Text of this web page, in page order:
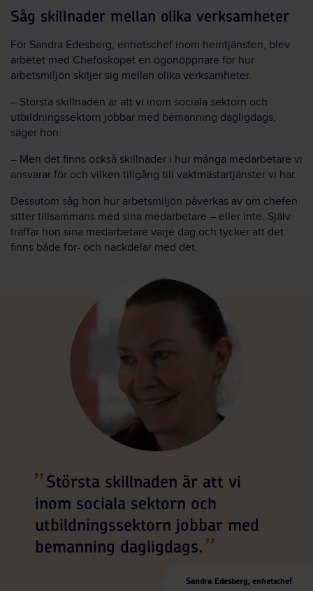
Såg skillnader mellan olika verksamheter
För Sandra Edesberg, enhetschef inom hemtjänsten, blev
arbetet med Chefoskopet en ögonöppnare för hur
arbetsmiljön skiljer sig mellan olika verksamheter.
– Största skillnaden är att vi inom sociala sektorn och
utbildningssektorn jobbar med bemanning dagligdags,
säger hon.
– Men det finns också skillnader i hur många medarbetare vi
ansvarar för och vilken tillgång till vaktmästartjänster vi har.
Dessutom såg hon hur arbetsmiljön påverkas av om chefen
sitter tillsammans med sina medarbetare – eller inte. Själv
träffar hon sina medarbetare varje dag och tycker att det
finns både för- och nackdelar med det.
Största skillnaden är att vi
inom sociala sektorn och
utbildningssektorn jobbar med
bemanning dagligdags.
Sandra Edesberg, enhetschef